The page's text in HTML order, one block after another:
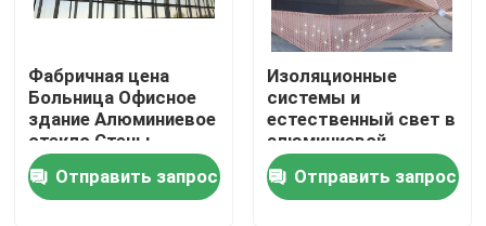
Дом
Продукты
Фабричная цена
Больница Офисное
здание Алюминиевое
стекло Стены
занавески Фасад
свободный дизайн
Отправить запрос
Изоляционные
системы и
естественный свет в
алюминиевой
завесной стене с
передовыми
стеклянными
Отправить запрос